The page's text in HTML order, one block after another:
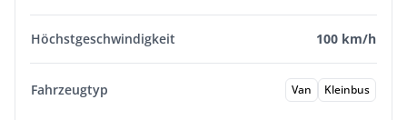
Höchstgeschwindigkeit 100 km/h
Fahrzeugtyp Van Kleinbus